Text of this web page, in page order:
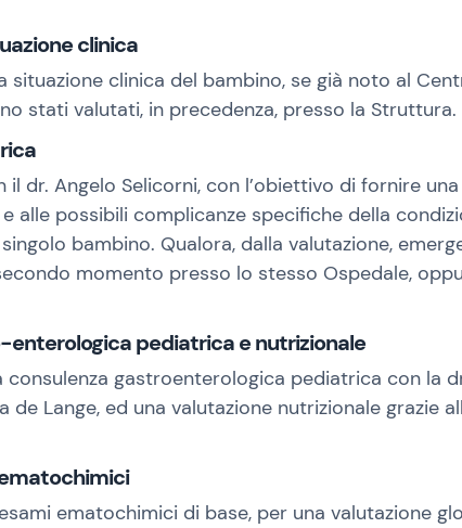
clinica
situazione clinica del bambino, se già noto al
stati valutati, in precedenza, presso la Struttura.
dr. Angelo Selicorni, con l’obiettivo di fornire
alle possibili complicanze specifiche della
bambino. Qualora, dalla valutazione,
momento presso lo stesso Ospedale,
enterologica pediatrica e nutrizionale
gastroenterologica pediatrica con la
de Lange, ed una valutazione nutrizionale grazie
ematochimici di base, per una valutazione